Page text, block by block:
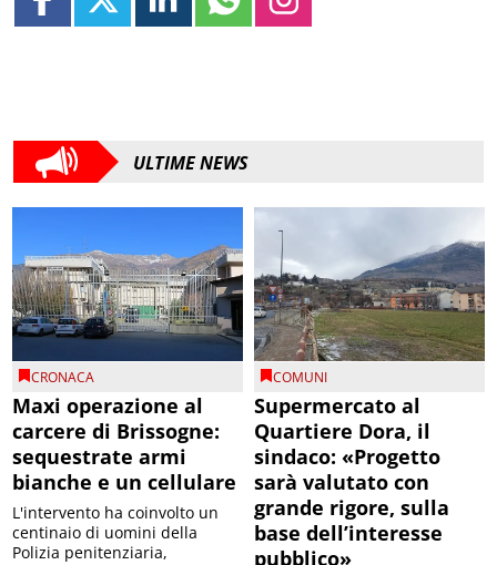
ULTIME NEWS
CRONACA
Maxi operazione al
carcere di Brissogne:
sequestrate armi
bianche e un cellulare
L'intervento ha coinvolto un
centinaio di uomini della
Polizia penitenziaria,
COMUNI
Supermercato al
Quartiere Dora, il
sindaco: «Progetto
sarà valutato con
grande rigore, sulla
base dell’interesse
pubblico»